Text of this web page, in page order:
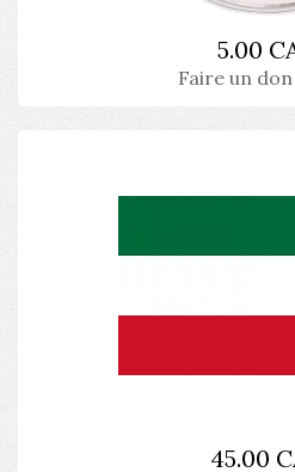
5.00
Faire un don
45.00